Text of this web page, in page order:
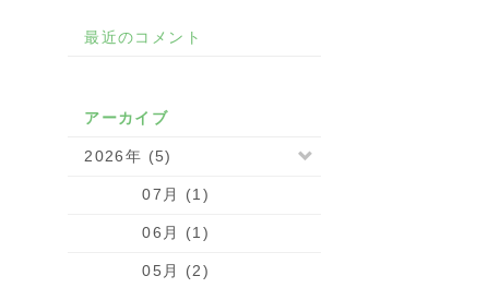
最近のコメント
アーカイブ
2026年 (5)
07月 (1)
06月 (1)
05月 (2)